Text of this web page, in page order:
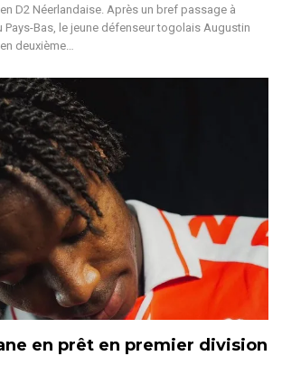
D2 Néerlandaise. Après un bref passage à
Pays-Bas, le jeune défenseur togolais Augustin
deuxième…
en prêt en premier division